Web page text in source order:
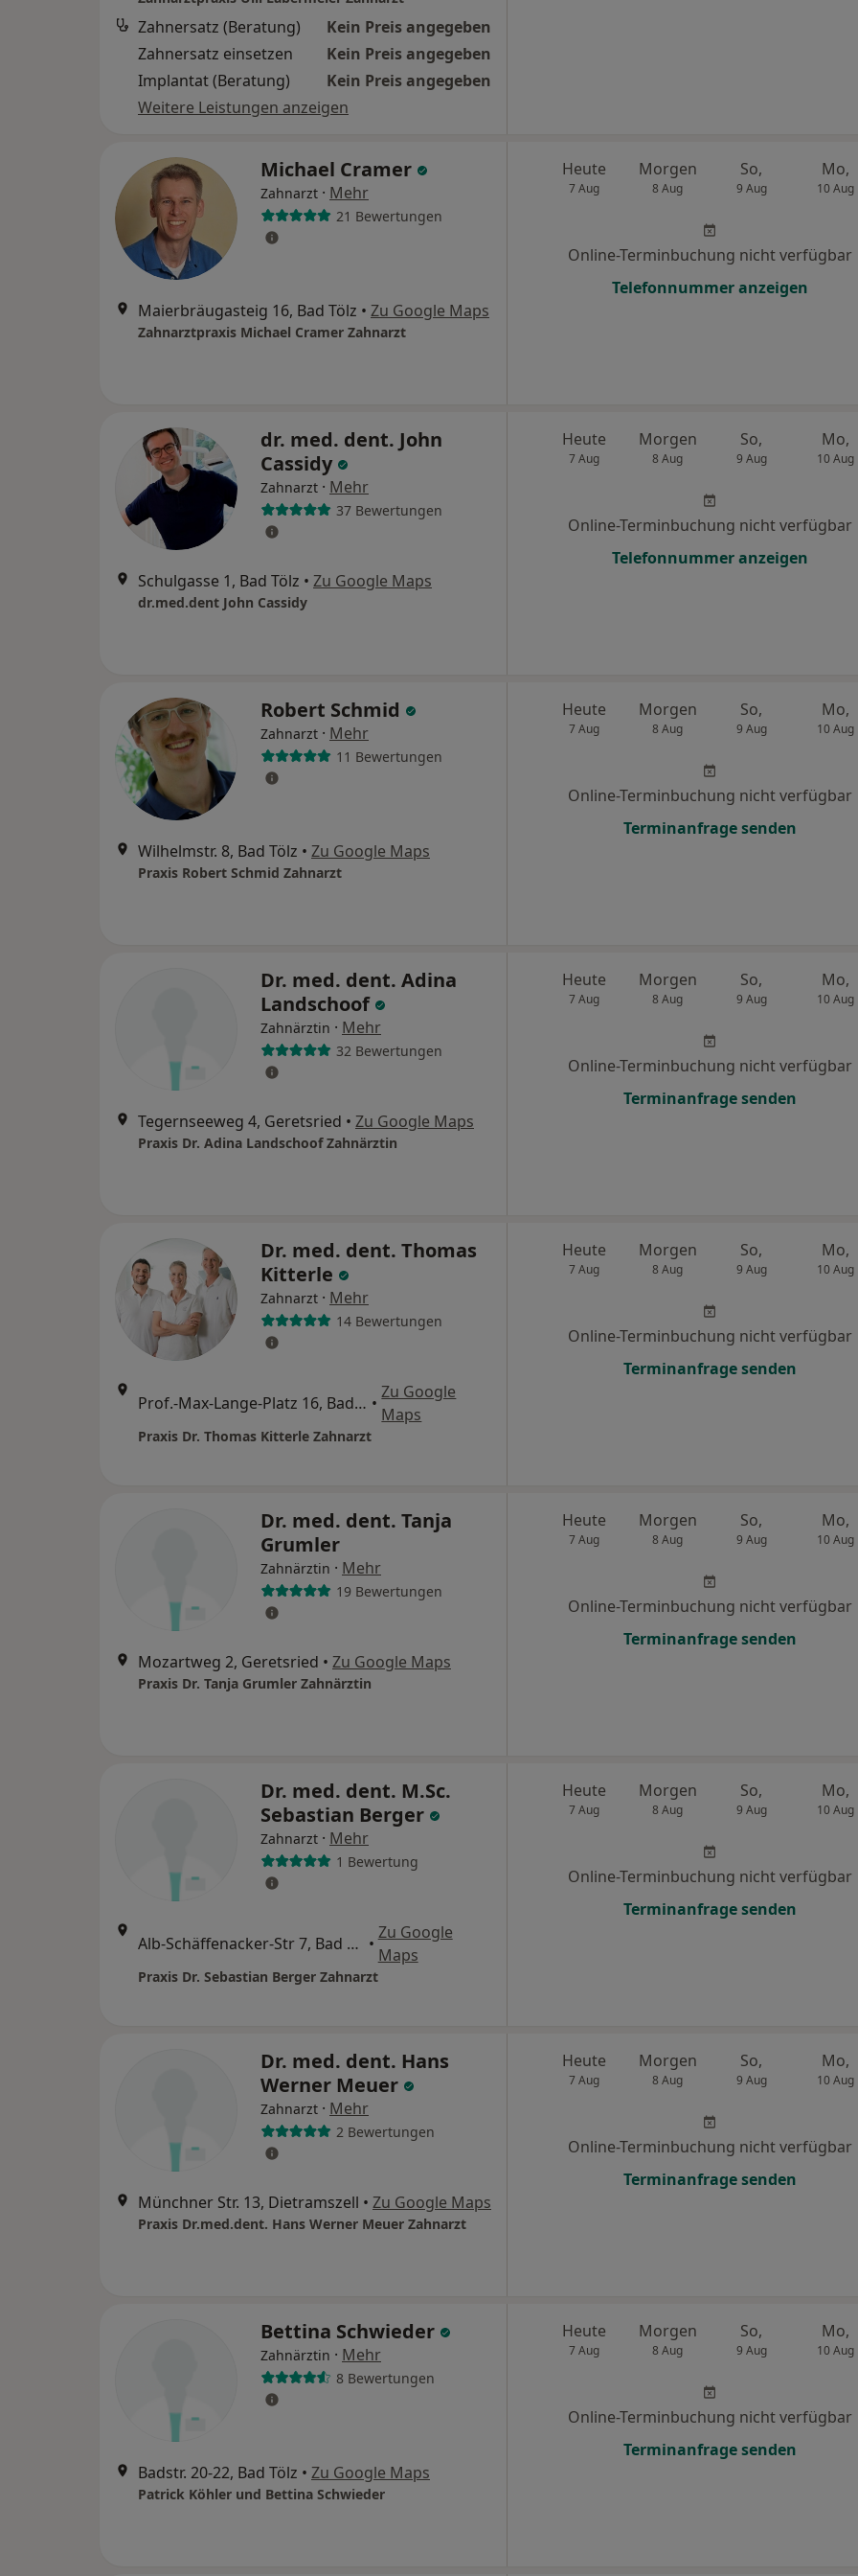
Zahnersatz (Beratung)
Kein Preis angegeben
Zahnersatz einsetzen
Kein Preis angegeben
Implantat (Beratung)
Kein Preis angegeben
Weitere Leistungen anzeigen
Michael Cramer
Zahnarzt · Mehr
21 Bewertungen
Maierbräugasteig 16, Bad Tölz • Zu Google Maps
Zahnarztpraxis Michael Cramer Zahnarzt
Heute
7 Aug
Morgen
8 Aug
So,
9 Aug
Mo,
10 Aug
Online-Terminbuchung nicht verfügbar
Telefonnummer anzeigen
dr. med. dent. John
Cassidy
Zahnarzt · Mehr
37 Bewertungen
Schulgasse 1, Bad Tölz • Zu Google Maps
dr.med.dent John Cassidy
Heute
7 Aug
Morgen
8 Aug
So,
9 Aug
Mo,
10 Aug
Online-Terminbuchung nicht verfügbar
Telefonnummer anzeigen
Robert Schmid
Zahnarzt · Mehr
11 Bewertungen
Wilhelmstr. 8, Bad Tölz • Zu Google Maps
Praxis Robert Schmid Zahnarzt
Heute
7 Aug
Morgen
8 Aug
So,
9 Aug
Mo,
10 Aug
Online-Terminbuchung nicht verfügbar
Terminanfrage senden
Dr. med. dent. Adina
Landschoof
Zahnärztin · Mehr
32 Bewertungen
Tegernseeweg 4, Geretsried • Zu Google Maps
Praxis Dr. Adina Landschoof Zahnärztin
Heute
7 Aug
Morgen
8 Aug
So,
9 Aug
Mo,
10 Aug
Online-Terminbuchung nicht verfügbar
Terminanfrage senden
Dr. med. dent. Thomas
Kitterle
Zahnarzt · Mehr
14 Bewertungen
Prof.-Max-Lange-Platz 16, Bad Tölz •
Zu Google
Maps
Praxis Dr. Thomas Kitterle Zahnarzt
Heute
7 Aug
Morgen
8 Aug
So,
9 Aug
Mo,
10 Aug
Online-Terminbuchung nicht verfügbar
Terminanfrage senden
Dr. med. dent. Tanja
Grumler
Zahnärztin · Mehr
19 Bewertungen
Mozartweg 2, Geretsried • Zu Google Maps
Praxis Dr. Tanja Grumler Zahnärztin
Heute
7 Aug
Morgen
8 Aug
So,
9 Aug
Mo,
10 Aug
Online-Terminbuchung nicht verfügbar
Terminanfrage senden
Dr. med. dent. M.Sc.
Sebastian Berger
Zahnarzt · Mehr
1 Bewertung
Alb-Schäffenacker-Str 7, Bad Tölz •
Zu Google
Maps
Praxis Dr. Sebastian Berger Zahnarzt
Heute
7 Aug
Morgen
8 Aug
So,
9 Aug
Mo,
10 Aug
Online-Terminbuchung nicht verfügbar
Terminanfrage senden
Dr. med. dent. Hans
Werner Meuer
Zahnarzt · Mehr
2 Bewertungen
Münchner Str. 13, Dietramszell • Zu Google Maps
Praxis Dr.med.dent. Hans Werner Meuer Zahnarzt
Heute
7 Aug
Morgen
8 Aug
So,
9 Aug
Mo,
10 Aug
Online-Terminbuchung nicht verfügbar
Terminanfrage senden
Bettina Schwieder
Zahnärztin · Mehr
8 Bewertungen
Badstr. 20-22, Bad Tölz • Zu Google Maps
Patrick Köhler und Bettina Schwieder
Heute
7 Aug
Morgen
8 Aug
So,
9 Aug
Mo,
10 Aug
Online-Terminbuchung nicht verfügbar
Terminanfrage senden